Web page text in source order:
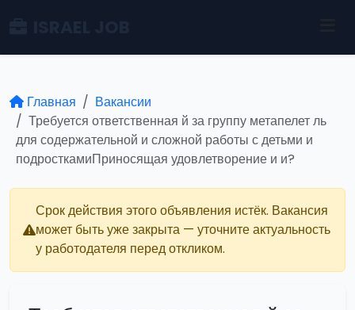
Главная
Вакансии
Требуется ответственная й за группу метапелет ль
для содержательной и сложной работы с детьми и
подросткамиПриносящая удовлетворение и и?
Срок действия этого объявления истёк. Вакансия
может быть уже закрыта — уточните актуальность
у работодателя перед откликом.